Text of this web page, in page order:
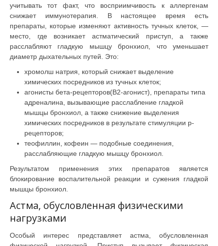
учитывать тот факт, что восприимчивость к аллергенам
снижает иммунотерапия. В настоящее время есть
препараты, которые изменяют активность тучных клеток, —
место, где возникает астматический приступ, а также
расслабляют гладкую мышцу бронхиол, что уменьшает
диаметр дыхательных путей. Это:
хромолш натрия, который снижает выделение
химических посредников из тучных клеток;
агонисты бета-рецепторов(B2-агонист), препараты типа
адреналина, вызывающие расслабление гладкой
мышцы бронхиол, а также снижение выделения
химических посредников в результате стимуляции р-
рецепторов;
теофиллин, кофеин — подобные соединения,
расслабляющие гладкую мышцу бронхиол.
Результатом применения этих препаратов является
блокирование воспалительной реакции и сужения гладкой
мышцы бронхиол.
Астма, обусловленная физическими
нагрузками
Особый интерес представляет астма, обусловленная